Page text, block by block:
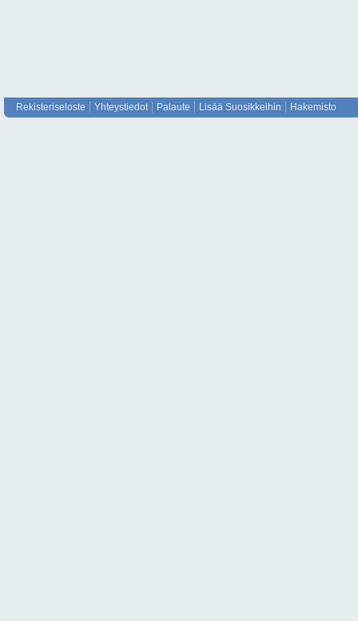
Rekisteriseloste Yhteystiedot Palaute Lisää Suosikkeihin Hakemisto